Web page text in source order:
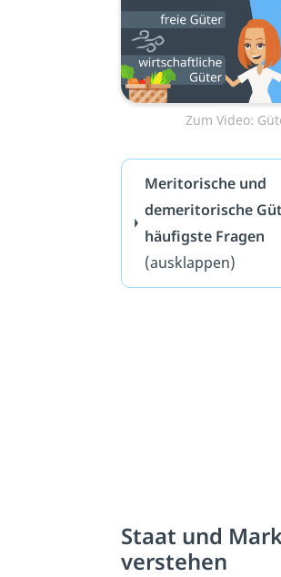
Zum Video:
Meritorische und
demeritorische
häufigste Fragen
(ausklappen)
Staat und
verstehen